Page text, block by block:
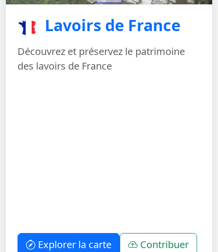
Lavoirs de France
Découvrez et préservez le patrimoine
des lavoirs de France
Explorer la carte Contribuer